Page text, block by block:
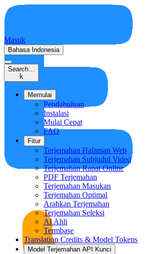
Masuk
Bahasa Indonesia
Search…
k
Memulai
Pendahuluan
Instalasi
Mulai Cepat
FAQ
Fitur
Terjemahan Halaman Web
Terjemahan Subjudul Video
Terjemahan Rapat Online
PDF Terjemahan
Terjemahan Masukan
Terjemahan Optimal
Arahkan Terjemahan
Terjemahan Seleksi
AI Ahli
Termbase
Translation Credits & Model Tokens
Model Terjemahan API Kunci